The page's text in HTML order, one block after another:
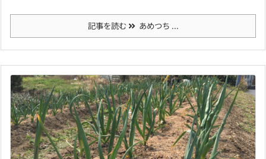
記事を読む あめつち ...